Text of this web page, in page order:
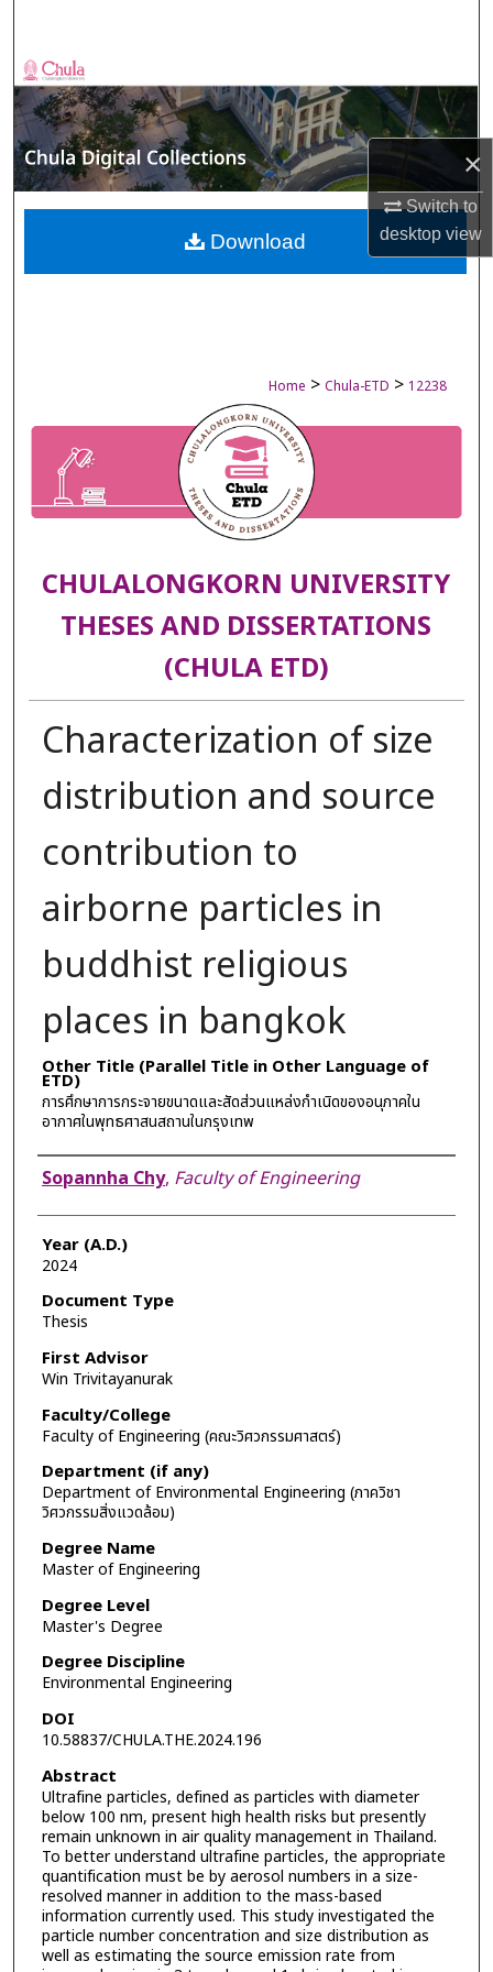
×
Switch to
desktopview
Browse Collections
My Account
About
Digital Commons Network™
Home > Chula-ETD > 12238
CHULALONGKORN UNIVERSITY
THESES AND DISSERTATIONS
(CHULA ETD)
Characterization of size
distribution and source
contribution to
airborne particles in
buddhist religious
places in bangkok
Other Title (Parallel Title in Other Language of
ETD)
การศึกษาการกระจายขนาดและสัดส่วนแหล่งกำเนิดของอนุภาคใน
อากาศในพุทธศาสนสถานในกรุงเทพ
Author
Sopannha Chy, Faculty of Engineering
Year (A.D.)
2024
Document Type
Thesis
First Advisor
Win Trivitayanurak
Faculty/College
Faculty of Engineering (คณะวิศวกรรมศาสตร์)
Department (if any)
Department of Environmental Engineering (ภาควิชา
วิศวกรรมสิ่งแวดล้อม)
Degree Name
Master of Engineering
Degree Level
Master's Degree
Degree Discipline
Environmental Engineering
DOI
10.58837/CHULA.THE.2024.196
Abstract
Ultrafine particles, defined as particles with diameter
below 100 nm, present high health risks but presently
remain unknown in air quality management in Thailand.
To better understand ultrafine particles, the appropriate
quantification must be by aerosol numbers in a size-
resolved manner in addition to the mass-based
information currently used. This study investigated the
particle number concentration and size distribution as
well as estimating the source emission rate from
Download